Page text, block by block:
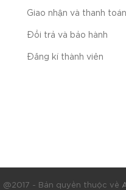
Giao nhận và thanh toán
Đổi trả và bảo hành
Đăng kí thành viên
@2017 - Bản quyền thuộc về